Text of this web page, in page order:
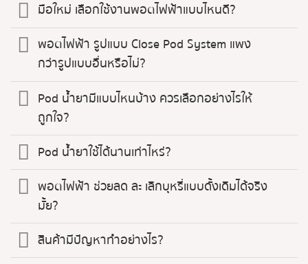
มือใหม่ เลือกใช้งานพอตไฟฟ้าแบบไหนดี?
พอตไฟฟ้า รูปแบบ Close Pod System แพง
กว่ารูปแบบอื่นหรือไม่?
Pod น้ำยามีแบบไหนบ้าง ควรเลือกอย่างไรให้
ถูกใจ?
Pod น้ำยาใช้ได้นานเท่าไหร่?
พอตไฟฟ้า ช่วยลด ละ เลิกบุหรี่แบบดั้งเดิมได้จริง
มั้ย?
สินค้ามีปัญหาทำอย่างไร?